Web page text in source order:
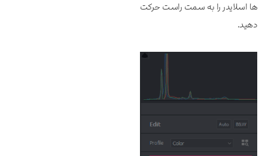
ها اسلایدر را به سمت راست حرکت
دهید.